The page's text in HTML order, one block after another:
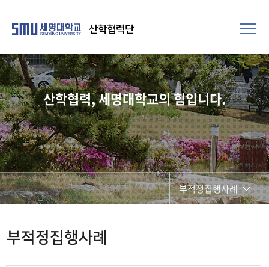
산학협력단
산학협력, 세명대학교의 힘입니다.
부적정집행사례
부적정집행사례